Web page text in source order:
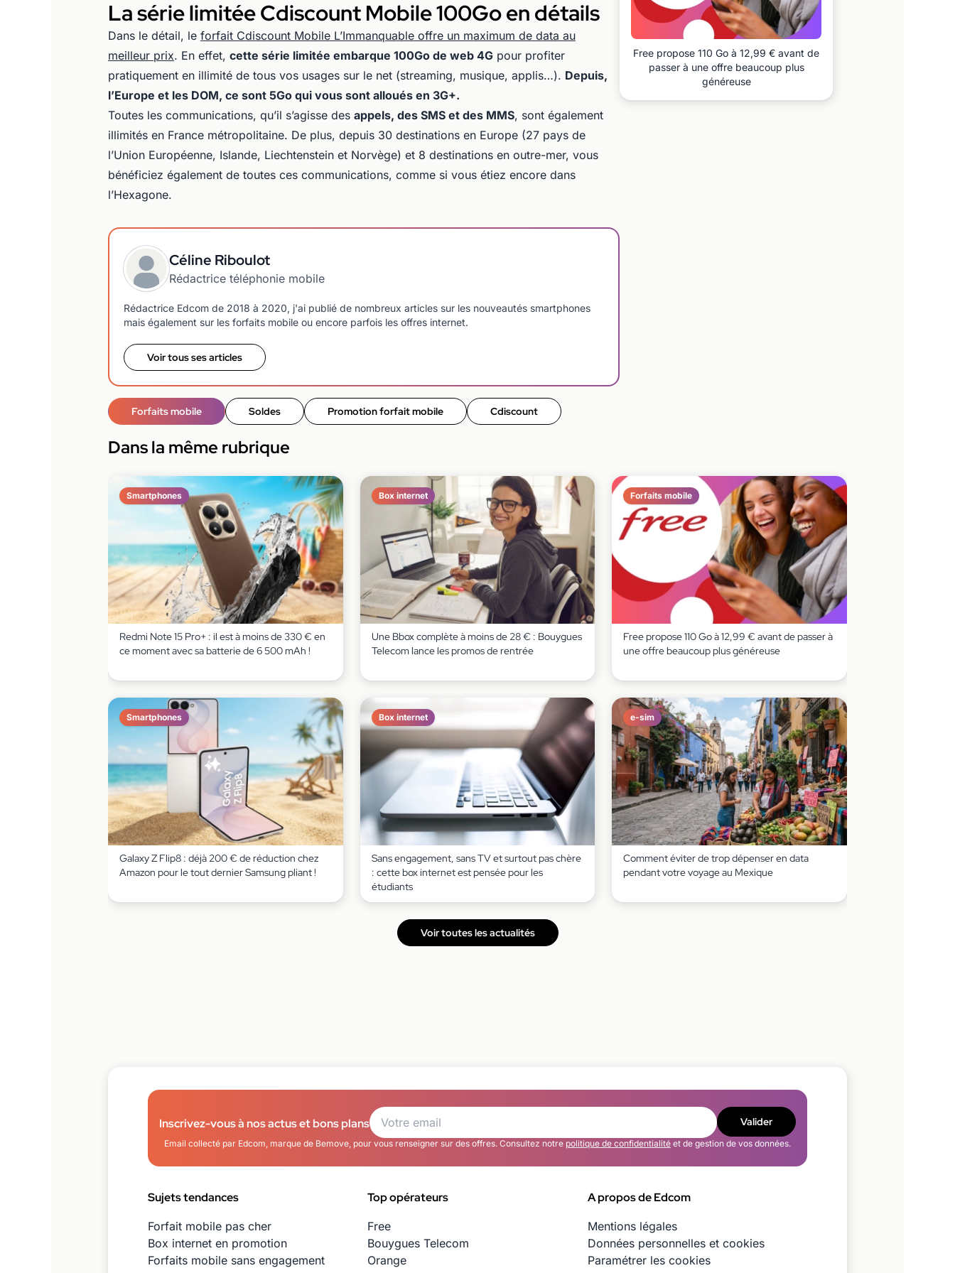
La série limitée Cdiscount Mobile 100Go en détails
Dans le détail, le forfait Cdiscount Mobile L’Immanquable offre un maximum de data au
meilleur prix. En effet, cette série limitée embarque 100Go de web 4G pour profiter
pratiquement en illimité de tous vos usages sur le net (streaming, musique, applis…). Depuis,
l’Europe et les DOM, ce sont 5Go qui vous sont alloués en 3G+.
Toutes les communications, qu’il s’agisse des appels, des SMS et des MMS, sont également
illimités en France métropolitaine. De plus, depuis 30 destinations en Europe (27 pays de
l’Union Européenne, Islande, Liechtenstein et Norvège) et 8 destinations en outre-mer, vous
bénéficiez également de toutes ces communications, comme si vous étiez encore dans
l’Hexagone.
Céline Riboulot
Rédactrice téléphonie mobile
Rédactrice Edcom de 2018 à 2020, j'ai publié de nombreux articles sur les nouveautés smartphones
mais également sur les forfaits mobile ou encore parfois les offres internet.
Voir tous ses articles
Forfaits mobile Soldes Promotion forfait mobile Cdiscount
Free propose 110 Go à 12,99 € avant de
passer à une offre beaucoup plus
généreuse
Dans la même rubrique
Smartphones
Redmi Note 15 Pro+ : il est à moins de 330 € en
ce moment avec sa batterie de 6 500 mAh !
Box internet
Une Bbox complète à moins de 28 € : Bouygues
Telecom lance les promos de rentrée
Forfaits mobile
Free propose 110 Go à 12,99 € avant de passer à
une offre beaucoup plus généreuse
Smartphones
Galaxy Z Flip8 : déjà 200 € de réduction chez
Amazon pour le tout dernier Samsung pliant !
Box internet
Sans engagement, sans TV et surtout pas chère
: cette box internet est pensée pour les
étudiants
e-sim
Comment éviter de trop dépenser en data
pendant votre voyage au Mexique
Voir toutes les actualités
Inscrivez-vous à nos actus et bons plans Valider
Email collecté par Edcom, marque de Bemove, pour vous renseigner sur des offres. Consultez notre politique de confidentialité et de gestion de vos données.
Sujets tendances
Forfait mobile pas cher
Box internet en promotion
Forfaits mobile sans engagement
Top opérateurs
Free
Bouygues Telecom
Orange
A propos de Edcom
Mentions légales
Données personnelles et cookies
Paramétrer les cookies